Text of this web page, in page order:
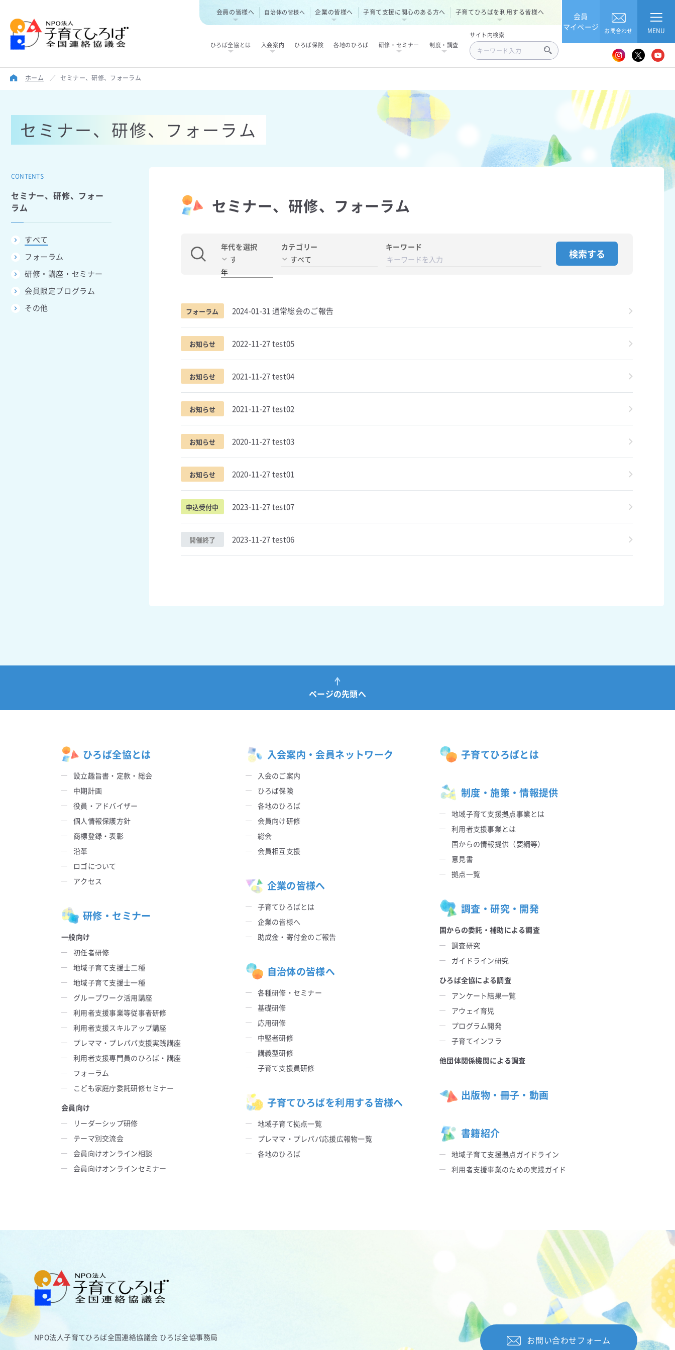
会員の皆様へ 自治体の皆様へ 企業の皆様へ 子育て支援に関心のある方へ 子育てひろばを利用する皆様へ
ひろば全協とは 入会案内 ひろば保険 各地のひろば 研修・セミナー 制度・調査
サイト内検索
会員
マイページ
お問合わせ MENU
ホーム ／ セミナー、研修、フォーラム
セミナー、研修、フォーラム
セミナー、研修、フォーラム
年代を選択
年
カテゴリー キーワード
フォーラム 2024-01-31 通常総会のご報告
お知らせ 2022-11-27 test05
お知らせ 2021-11-27 test04
お知らせ 2021-11-27 test02
お知らせ 2020-11-27 test03
お知らせ 2020-11-27 test01
申込受付中 2023-11-27 test07
開催終了 2023-11-27 test06
CONTENTS
セミナー、研修、フォー
ラム
すべて
フォーラム
研修・講座・セミナー
会員限定プログラム
その他
ページの先頭へ
ひろば全協とは
設立趣旨書・定款・総会
中期計画
役員・アドバイザー
個人情報保護方針
商標登録・表彰
沿革
ロゴについて
アクセス
研修・セミナー
一般向け
初任者研修
地域子育て支援士二種
地域子育て支援士一種
グループワーク活用講座
利用者支援事業等従事者研修
利用者支援スキルアップ講座
プレママ・プレパパ支援実践講座
利用者支援専門員のひろば・講座
フォーラム
こども家庭庁委託研修セミナー
会員向け
リーダーシップ研修
テーマ別交流会
会員向けオンライン相談
会員向けオンラインセミナー
入会案内・会員ネットワーク
入会のご案内
ひろば保険
各地のひろば
会員向け研修
総会
会員相互支援
企業の皆様へ
子育てひろばとは
企業の皆様へ
助成金・寄付金のご報告
自治体の皆様へ
各種研修・セミナー
基礎研修
応用研修
中堅者研修
講義型研修
子育て支援員研修
子育てひろばを利用する皆様へ
地域子育て拠点一覧
プレママ・プレパパ応援広報物一覧
各地のひろば
子育てひろばとは
制度・施策・情報提供
地域子育て支援拠点事業とは
利用者支援事業とは
国からの情報提供（要綱等）
意見書
拠点一覧
調査・研究・開発
国からの委託・補助による調査
調査研究
ガイドライン研究
ひろば全協による調査
アンケート結果一覧
アウェイ育児
プログラム開発
子育てインフラ
他団体関係機関による調査
出版物・冊子・動画
書籍紹介
地域子育て支援拠点ガイドライン
利用者支援事業のための実践ガイド
NPO法人子育てひろば全国連絡協議会 ひろば全協事務局 お問い合わせフォーム